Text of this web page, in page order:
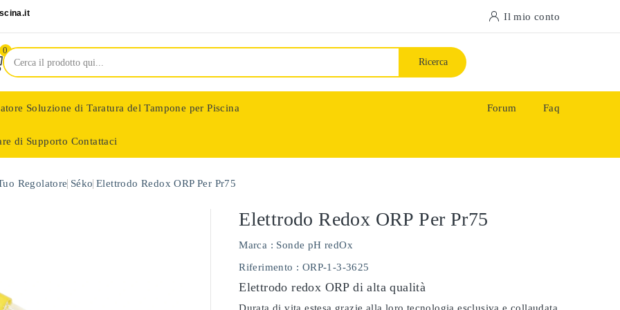
Il mio conto
0
Ricerca
Soluzione di Taratura del Tampone per Piscina
di Supporto Contattaci
Forum Faq
Regolatore Séko Elettrodo Redox ORP Per Pr75
Elettrodo Redox ORP Per Pr75
Marca : Sonde pH redOx
Riferimento : ORP-1-3-3625
Elettrodo redox ORP di alta qualità